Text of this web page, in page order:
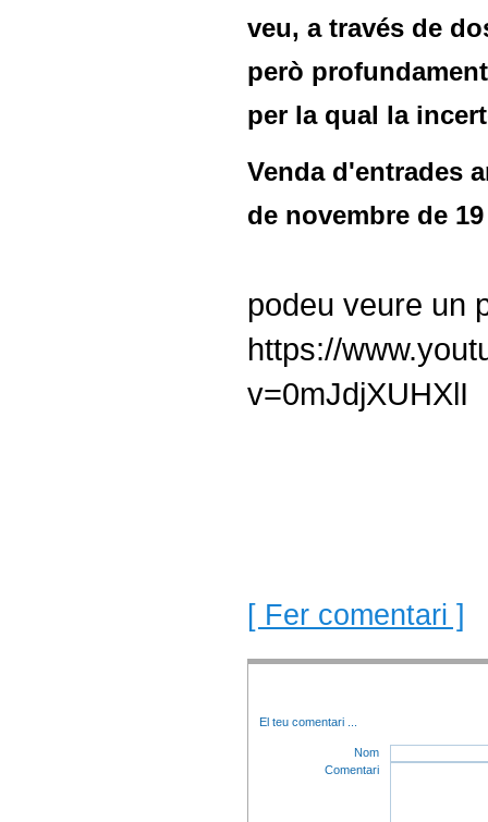
veu, a través de
però
per la qual la
Venda d'entrades
de novembre de
podeu veure un
https://
v=0mJdjXUHXlI
[ Fer comentari ]
El teu comentari
Nom
Comentari